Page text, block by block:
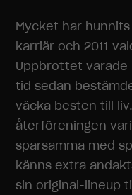
Mycket har
karriär och 2011
Uppbrottet varade
tid sedan
väcka besten till
återföreningen
sparsamma med
känns extra
sin original-lineup